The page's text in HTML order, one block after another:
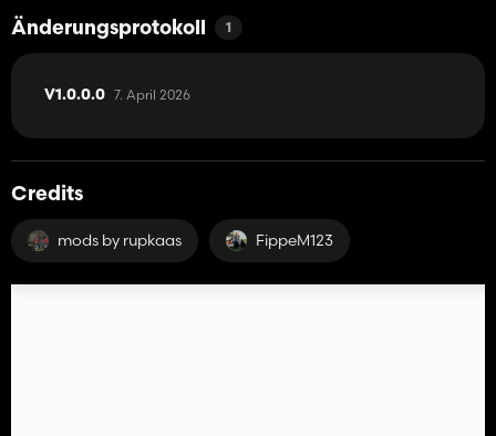
Änderungsprotokoll 1
V1.0.0.0 7. April 2026
Credits
mods by rupkaas FippeM123